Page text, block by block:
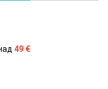
49 €